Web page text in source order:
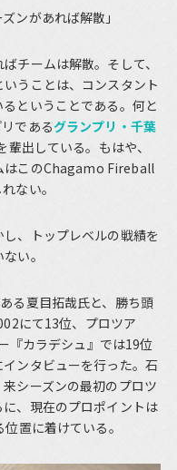
ンがあれば解散」
チームは解散。そして、
うことは、コンスタント
ということである。何と
であるグランプリ・千葉
出している。もはや、
はこのChagamo Fireball
ない。
、トップレベルの戦績を
い。
る夏目拓哉氏と、勝ち頭
にて13位、プロツア
『カラデシュ』では19位
ンタビューを行った。石
シーズンの最初のプロツ
、現在のプロポイントは
置に着けている。